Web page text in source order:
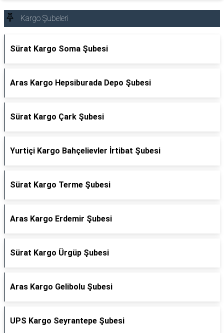
Kargo Şubeleri
Sürat Kargo Soma Şubesi
Aras Kargo Hepsiburada Depo Şubesi
Sürat Kargo Çark Şubesi
Yurtiçi Kargo Bahçelievler İrtibat Şubesi
Sürat Kargo Terme Şubesi
Aras Kargo Erdemir Şubesi
Sürat Kargo Ürgüp Şubesi
Aras Kargo Gelibolu Şubesi
UPS Kargo Seyrantepe Şubesi